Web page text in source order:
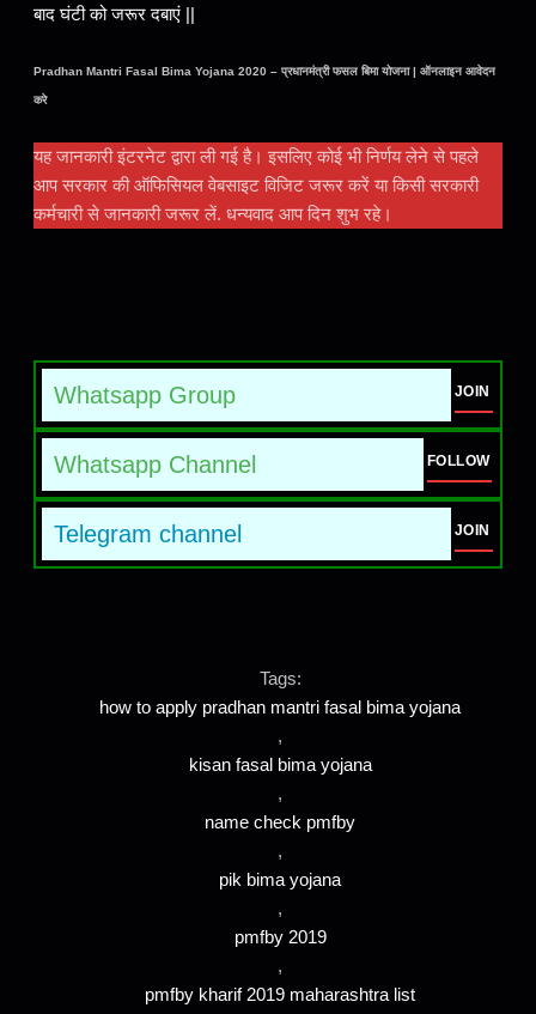
बाद घंटी को जरूर दबाएं ||
Pradhan Mantri Fasal Bima Yojana 2020 – प्रधानमंत्री फसल बिमा योजना | ऑनलाइन आवेदन
करे
यह जानकारी इंटरनेट द्वारा ली गई है। इसलिए कोई भी निर्णय लेने से पहले
आप सरकार की ऑफिसियल वेबसाइट विजिट जरूर करें या किसी सरकारी
कर्मचारी से जानकारी जरूर लें. धन्यवाद आप दिन शुभ रहे।
Whatsapp Group JOIN
Whatsapp Channel FOLLOW
Telegram channel JOIN
Tags:
how to apply pradhan mantri fasal bima yojana
,
kisan fasal bima yojana
,
name check pmfby
,
pik bima yojana
,
pmfby 2019
,
pmfby kharif 2019 maharashtra list